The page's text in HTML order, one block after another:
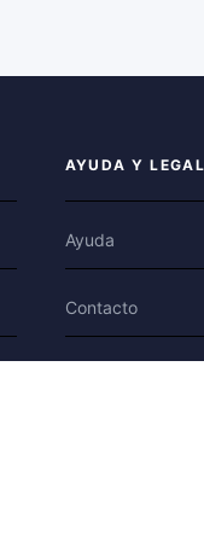
AYUDA Y LEGAL
Ayuda
Contacto